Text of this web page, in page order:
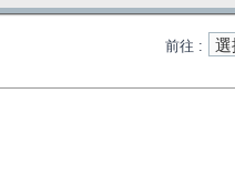
前往 :